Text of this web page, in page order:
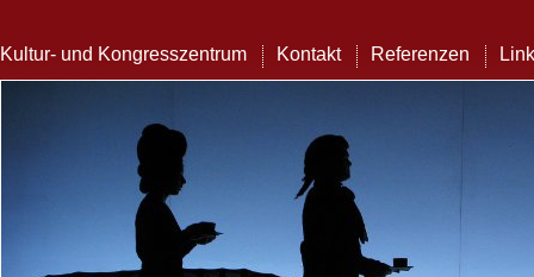
Kultur- und Kongresszentrum Kontakt Referenzen